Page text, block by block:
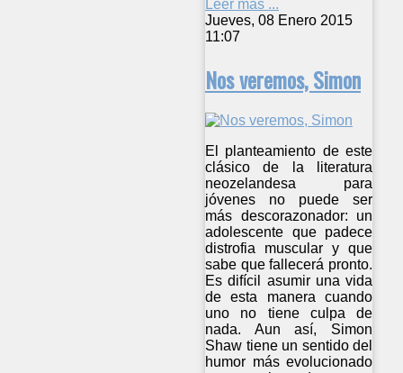
Leer más ...
Jueves, 08 Enero 2015
11:07
Nos veremos, Simon
El planteamiento de este
clásico de la literatura
neozelandesa para
jóvenes no puede ser
más descorazonador: un
adolescente que padece
distrofia muscular y que
sabe que fallecerá pronto.
Es difícil asumir una vida
de esta manera cuando
uno no tiene culpa de
nada. Aun así, Simon
Shaw tiene un sentido del
humor más evolucionado